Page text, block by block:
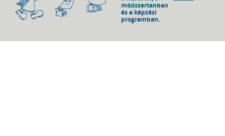
módszertanban
és a képzési
programban.